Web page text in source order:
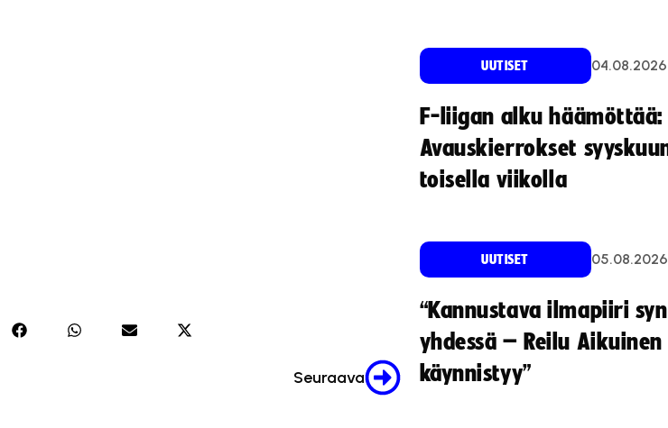
Seuraava
UUTISET 04.08.2026
F-liigan alku häämöttää:
Avauskierrokset
toisella viikolla
UUTISET 05.08.2026
“Kannustava ilmapiiri
yhdessä – Reilu
käynnistyy”